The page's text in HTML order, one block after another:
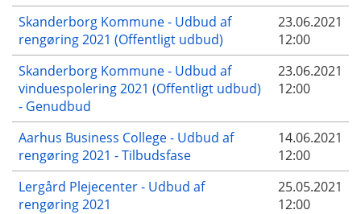
Skanderborg Kommune - Udbud af
rengøring 2021 (Offentligt udbud)
23.06.2021
12:00
Skanderborg Kommune - Udbud af
vinduespolering 2021 (Offentligt udbud)
- Genudbud
23.06.2021
12:00
Aarhus Business College - Udbud af
rengøring 2021 - Tilbudsfase
14.06.2021
12:00
Lergård Plejecenter - Udbud af
rengøring 2021
25.05.2021
12:00